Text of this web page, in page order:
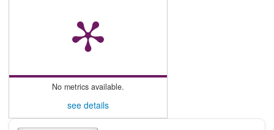
No metrics available.
see details